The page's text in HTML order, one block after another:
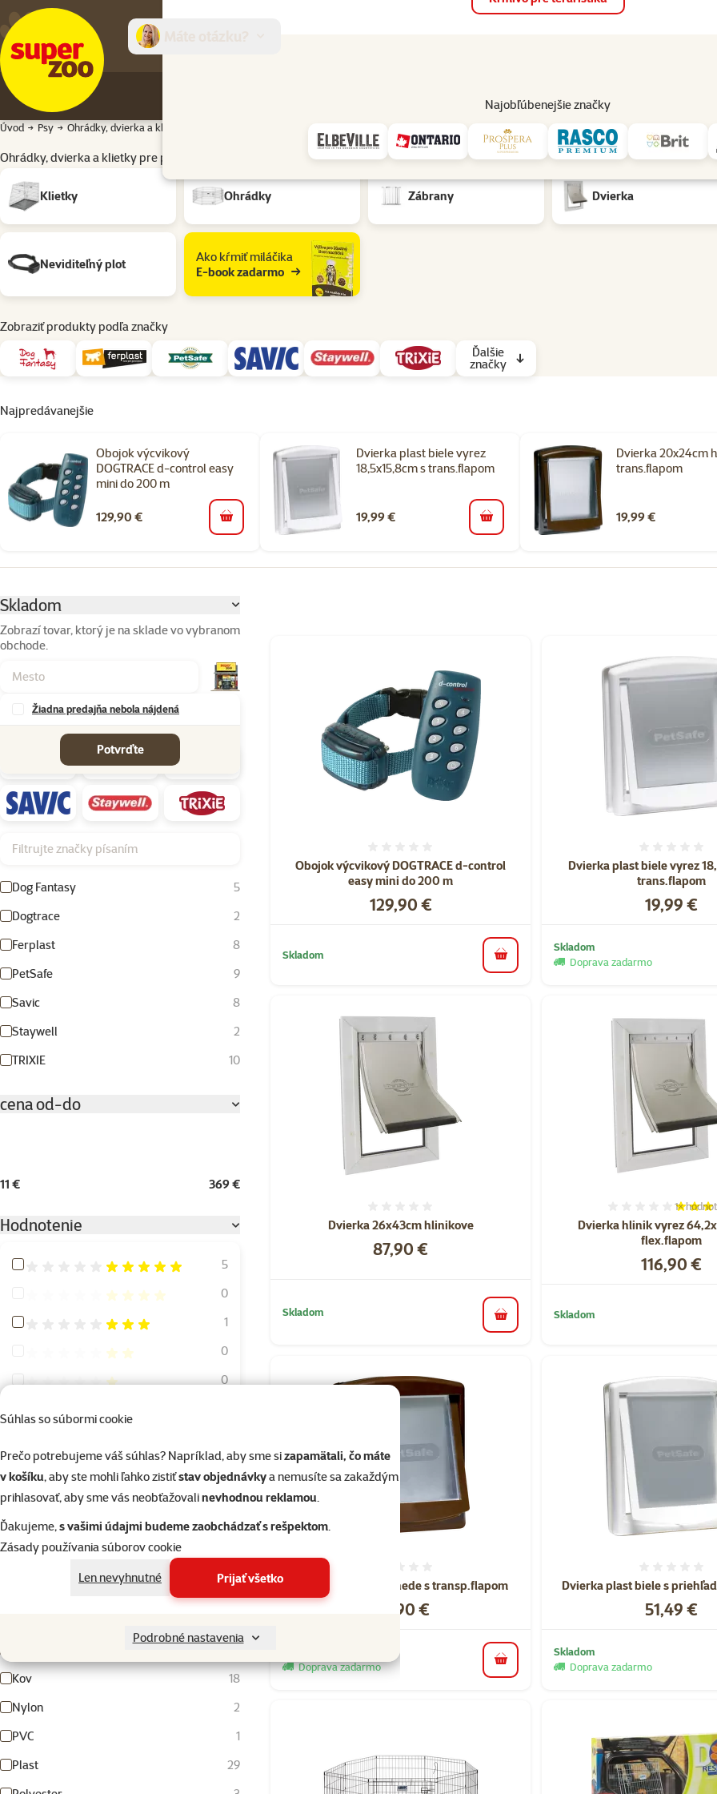
Súhlas so súbormi cookie
Prečo potrebujeme váš súhlas? Napríklad, aby sme sizapamätali, čo máte
v košíku, aby ste mohli ľahko zistiťstav objednávkya nemusíte sa zakaždým
prihlasovať, aby sme vás neobťažovalinevhodnou reklamou.
Ďakujeme,s vašimi údajmi budeme zaobchádzať s rešpektom.
Zásady používania súborov cookie
Len nevyhnutné
Prijať všetko
Podrobné nastavenia
Najobľúbenejšie značky
Predajne Služby
Úvod Psy Ohrádky, dvierka a klietky
Ohrádky, dvierka a klietky pre psov
Klietky
Ohrádky Zábrany Dvierka
Neviditeľný plot
Ako kŕmiť miláčika
E-book zadarmo
Zobraziť produkty podľa značky
Ďalšie
značky
Najpredávanejšie
Obojok výcvikový
DOGTRACE d-control easy
mini do 200 m
129,90 € do košíka
Dvierka plast biele vyrez
18,5x15,8cm s trans.flapom
19,99 € do košíka
Dvierka 20x24cm
trans.flapom
19,99 €
Skladom
Zobrazí tovar, ktorý je na sklade vo vybranom
obchode.
Žiadna predajňa nebola nájdená
Potvrďte
Filtrujte značky písaním
Dog Fantasy
5
Dogtrace
2
Ferplast
8
PetSafe
9
Savic
8
Staywell
2
TRIXIE
10
cena od-do
11 € 369 €
Hodnotenie
Hodnotenie 100%
5
Hodnotenie 80%
0
Hodnotenie 60%
1
Hodnotenie 40%
0
Hodnotenie 20%
0
Miniatúrny
11
Malý
27
Stredný
27
Veľký
6
Kov
18
Nylon
2
PVC
1
Plast
29
Obojok výcvikový DOGTRACE d-control
easy mini do 200 m
Cena
129,90 €
Skladom do košíka
Dvierka plast biele vyrez
trans.flapom
Cena
19,99 €
Skladom
Doprava zadarmo
Dvierka 26x43cm hlinikove
Cena
87,90 €
Skladom
do košíka
Dvierka hlinik vyrez
flex.flapom
1×
Cena
116,90 €
Skladom
Dvierka 23x27cm hnede s transp.flapom
Cena
44,90 €
Doprava zadarmo
do košíka
Dvierka plast biele s
Cena
51,49 €
Skladom
Doprava zadarmo